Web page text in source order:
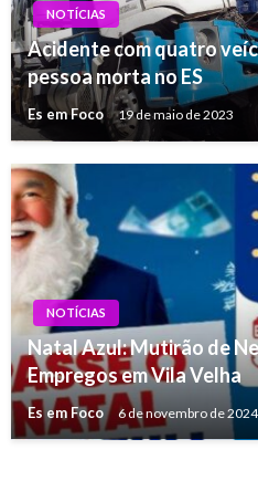
NOTÍCIAS
Acidente com quatro
pessoa morta no ES
Es em Foco 19 de maio de 2023
NOTÍCIAS
Natal Azul: Mutirão de
Empregos em Vila Velha
Es em Foco 6 de novembro de 2024